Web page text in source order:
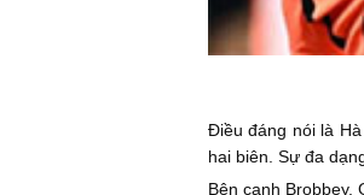
Điều đáng nói là
hai biên. Sự đa
Bên cạnh Brobbey,